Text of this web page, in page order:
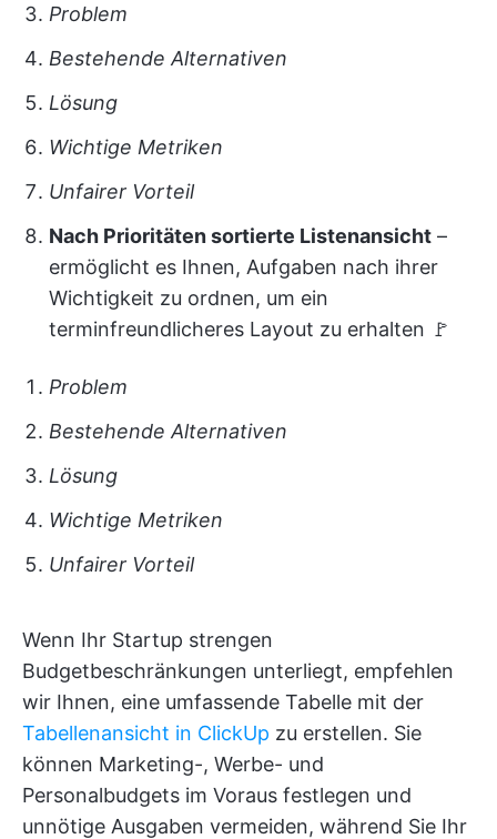
Problem
Bestehende Alternativen
Lösung
Wichtige Metriken
Unfairer Vorteil
Nach Prioritäten sortierte Listenansicht –
ermöglicht es Ihnen, Aufgaben nach ihrer
Wichtigkeit zu ordnen, um ein
terminfreundlicheres Layout zu erhalten 🚩
Problem
Bestehende Alternativen
Lösung
Wichtige Metriken
Unfairer Vorteil
Wenn Ihr Startup strengen
Budgetbeschränkungen unterliegt, empfehlen
wir Ihnen, eine umfassende Tabelle mit der
Tabellenansicht in ClickUp zu erstellen. Sie
können Marketing-, Werbe- und
Personalbudgets im Voraus festlegen und
unnötige Ausgaben vermeiden, während Sie Ihr